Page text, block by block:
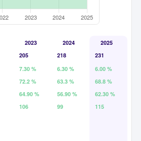
2023 2024
2025
205 218
231
7.30 % 6.30 %
6.00 %
72.2 % 63.3 %
68.8 %
64.90 % 56.90 %
62.30 %
106 99 115